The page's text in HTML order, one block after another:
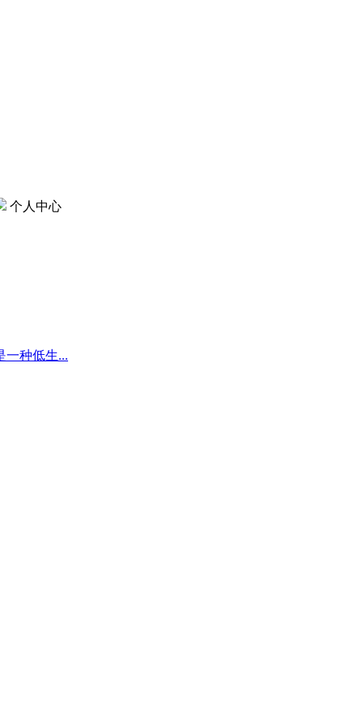
个人中心
一种低生...